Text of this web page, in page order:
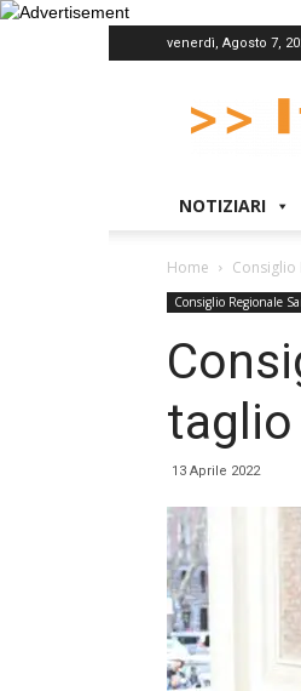
venerdì, Agosto 7,
NOTIZIARI
Home Consiglio
Consiglio Regionale
taglio
13 Aprile 2022